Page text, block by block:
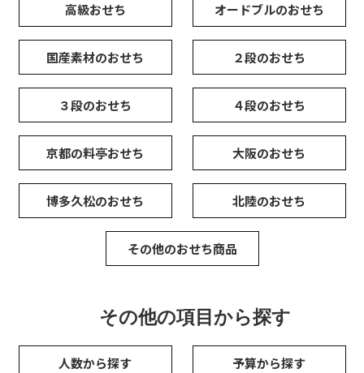
高級おせち オードブルのおせち
国産素材のおせち ２段のおせち
３段のおせち ４段のおせち
京都の料亭おせち 大阪のおせち
博多久松のおせち 北陸のおせち
その他のおせち商品
その他の項目から探す
人数から探す 予算から探す